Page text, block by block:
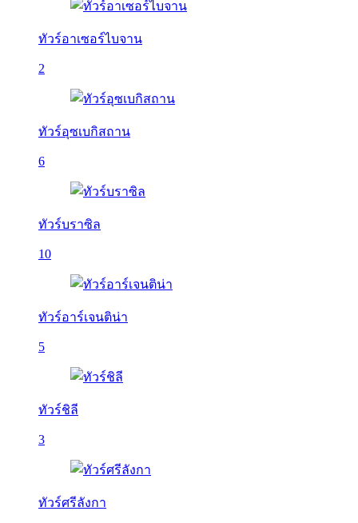
ทัวร์อาเซอร์ไบจาน
2
ทัวร์อุซเบกิสถาน
6
ทัวร์บราซิล
10
ทัวร์อาร์เจนติน่า
5
ทัวร์ชิลี
3
ทัวร์ศรีลังกา